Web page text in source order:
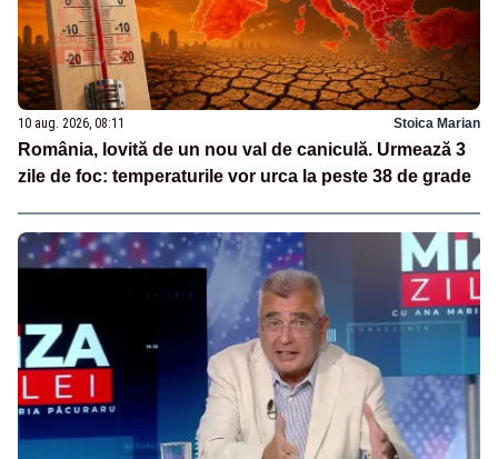
10 aug. 2026, 08:11 Stoica Marian
România, lovită de un nou val de caniculă. Urmează 3
zile de foc: temperaturile vor urca la peste 38 de grade